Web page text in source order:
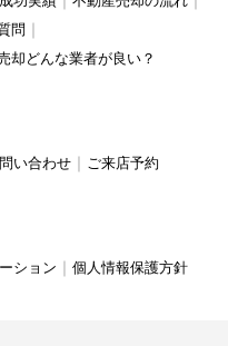
問
却どんな業者が良い？
い合わせ ご来店予約
ション 個人情報保護方針